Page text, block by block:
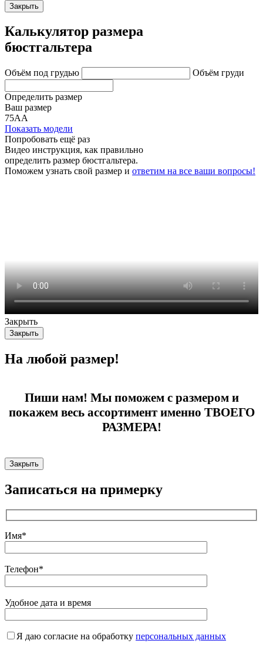
Закрыть
Калькулятор размера
бюстгальтера
Объём под грудью Объём груди
Определить размер
Ваш размер
75АА
Показать модели
Попробовать ещё раз
Видео инструкция, как правильно
определить размер бюстгальтера.
Поможем узнать свой размер и ответим на все ваши вопросы!
Закрыть
Закрыть
На любой размер!
Пиши нам! Мы поможем с размером и
покажем весь ассортимент именно ТВОЕГО
РАЗМЕРА!
Закрыть
Записаться на примерку
Имя*
Телефон*
Удобное дата и время
Я даю согласие на обработку персональных данных